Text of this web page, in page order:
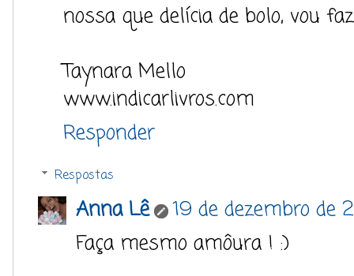
nossa que delícia de bolo, vou
Taynara Mello
www.indicarlivros.com
Responder
Respostas
Anna Lê
19 de dezembro de
Faça mesmo amôura ! :)